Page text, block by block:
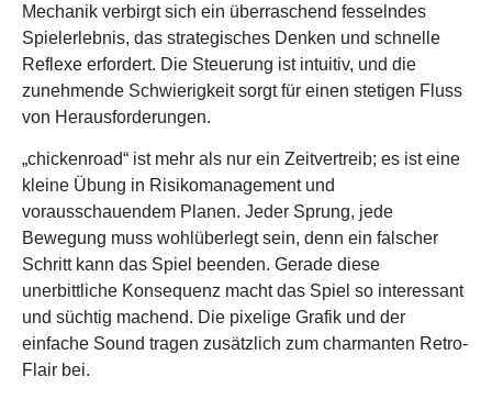
Mechanik verbirgt sich ein überraschend fesselndes
Spielerlebnis, das strategisches Denken und schnelle
Reflexe erfordert. Die Steuerung ist intuitiv, und die
zunehmende Schwierigkeit sorgt für einen stetigen Fluss
von Herausforderungen.
„chickenroad“ ist mehr als nur ein Zeitvertreib; es ist eine
kleine Übung in Risikomanagement und
vorausschauendem Planen. Jeder Sprung, jede
Bewegung muss wohlüberlegt sein, denn ein falscher
Schritt kann das Spiel beenden. Gerade diese
unerbittliche Konsequenz macht das Spiel so interessant
und süchtig machend. Die pixelige Grafik und der
einfache Sound tragen zusätzlich zum charmanten Retro-
Flair bei.